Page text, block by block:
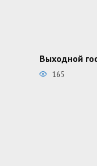
Выходной
165